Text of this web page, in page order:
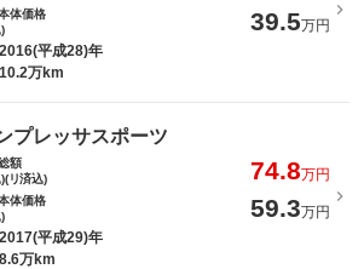
体価格
39.5万円
2016(平成28)年
10.2万km
プレッサスポーツ
額
リ済込)
74.8万円
体価格
59.3万円
2017(平成29)年
8.6万km